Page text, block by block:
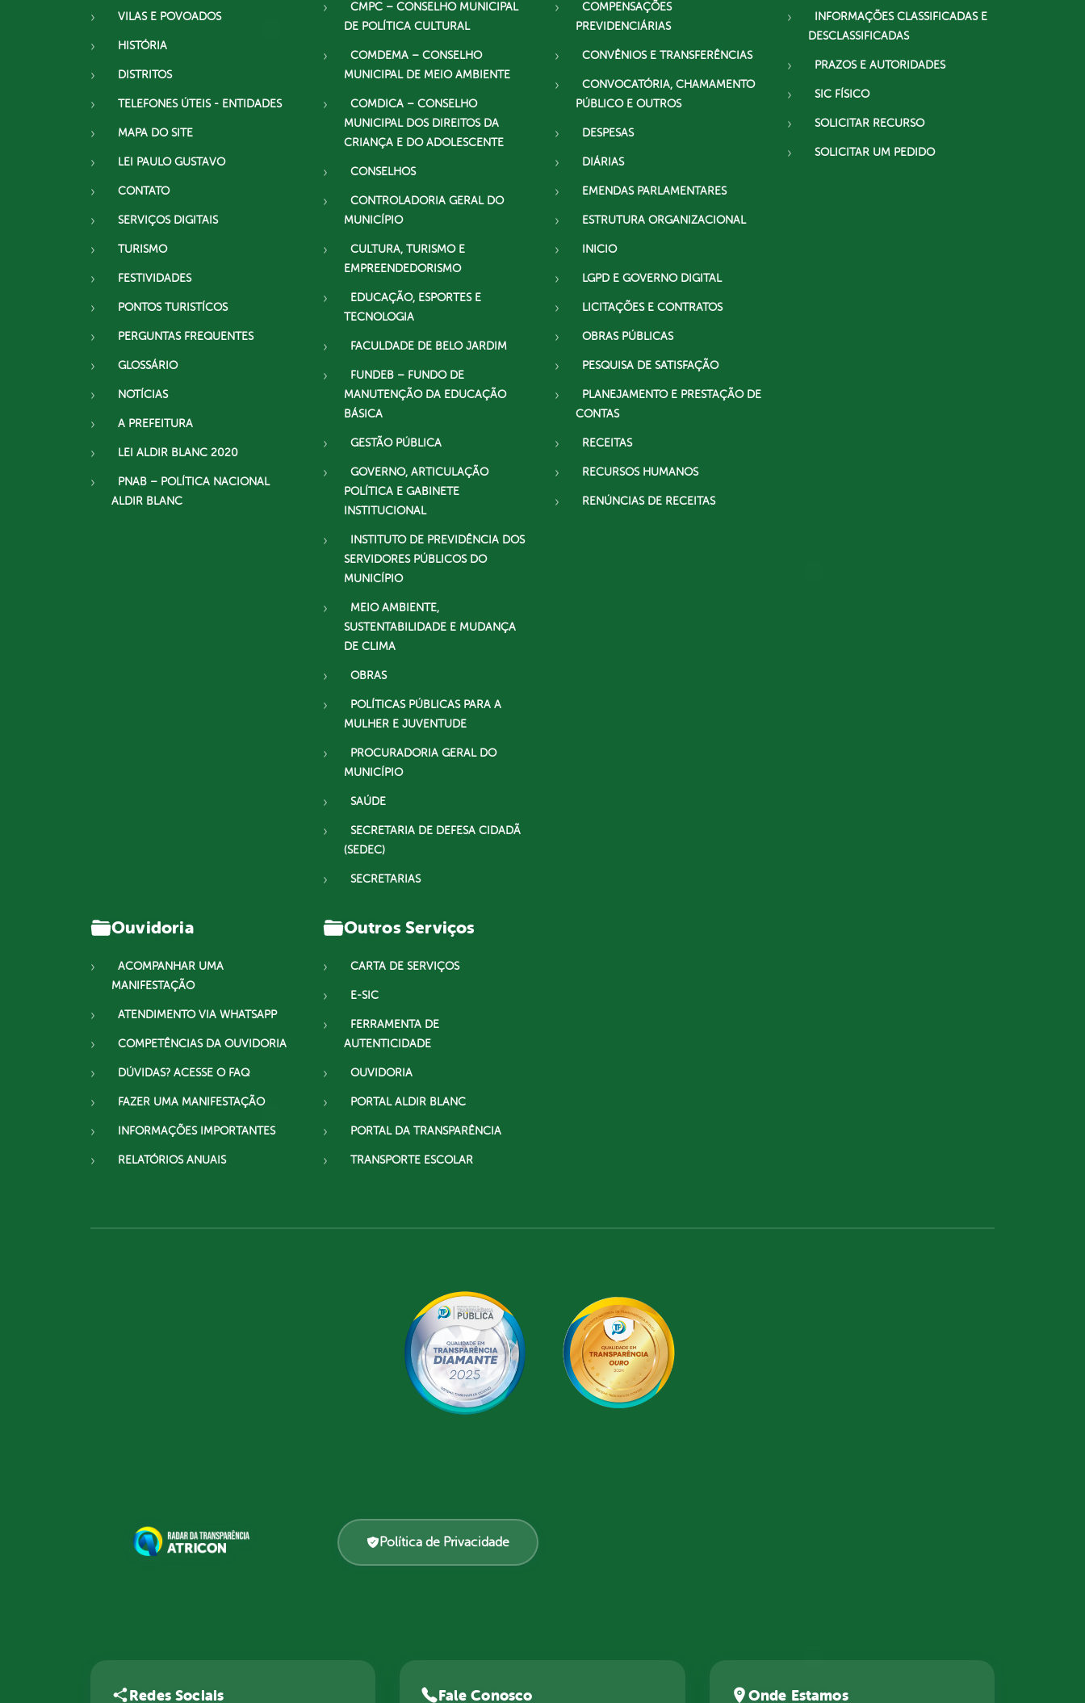
VILAS E POVOADOS
HISTÓRIA
DISTRITOS
TELEFONES ÚTEIS - ENTIDADES
MAPA DO SITE
LEI PAULO GUSTAVO
CONTATO
SERVIÇOS DIGITAIS
TURISMO
FESTIVIDADES
PONTOS TURISTÍCOS
PERGUNTAS FREQUENTES
GLOSSÁRIO
NOTÍCIAS
A PREFEITURA
LEI ALDIR BLANC 2020
PNAB – POLÍTICA NACIONAL
ALDIR BLANC
CMPC – CONSELHO MUNICIPAL
DE POLÍTICA CULTURAL
COMDEMA – CONSELHO
MUNICIPAL DE MEIO AMBIENTE
COMDICA – CONSELHO
MUNICIPAL DOS DIREITOS DA
CRIANÇA E DO ADOLESCENTE
CONSELHOS
CONTROLADORIA GERAL DO
MUNICÍPIO
CULTURA, TURISMO E
EMPREENDEDORISMO
EDUCAÇÃO, ESPORTES E
TECNOLOGIA
FACULDADE DE BELO JARDIM
FUNDEB – FUNDO DE
MANUTENÇÃO DA EDUCAÇÃO
BÁSICA
GESTÃO PÚBLICA
GOVERNO, ARTICULAÇÃO
POLÍTICA E GABINETE
INSTITUCIONAL
INSTITUTO DE PREVIDÊNCIA DOS
SERVIDORES PÚBLICOS DO
MUNICÍPIO
MEIO AMBIENTE,
SUSTENTABILIDADE E MUDANÇA
DE CLIMA
OBRAS
POLÍTICAS PÚBLICAS PARA A
MULHER E JUVENTUDE
PROCURADORIA GERAL DO
MUNICÍPIO
SAÚDE
SECRETARIA DE DEFESA CIDADÃ
(SEDEC)
SECRETARIAS
COMPENSAÇÕES
PREVIDENCIÁRIAS
CONVÊNIOS E TRANSFERÊNCIAS
CONVOCATÓRIA, CHAMAMENTO
PÚBLICO E OUTROS
DESPESAS
DIÁRIAS
EMENDAS PARLAMENTARES
ESTRUTURA ORGANIZACIONAL
INICIO
LGPD E GOVERNO DIGITAL
LICITAÇÕES E CONTRATOS
OBRAS PÚBLICAS
PESQUISA DE SATISFAÇÃO
PLANEJAMENTO E PRESTAÇÃO DE
CONTAS
RECEITAS
RECURSOS HUMANOS
RENÚNCIAS DE RECEITAS
INFORMAÇÕES CLASSIFICADAS E
DESCLASSIFICADAS
PRAZOS E AUTORIDADES
SIC FÍSICO
SOLICITAR RECURSO
SOLICITAR UM PEDIDO
Ouvidoria
ACOMPANHAR UMA
MANIFESTAÇÃO
ATENDIMENTO VIA WHATSAPP
COMPETÊNCIAS DA OUVIDORIA
DÚVIDAS? ACESSE O FAQ
FAZER UMA MANIFESTAÇÃO
INFORMAÇÕES IMPORTANTES
RELATÓRIOS ANUAIS
Outros Serviços
CARTA DE SERVIÇOS
E-SIC
FERRAMENTA DE
AUTENTICIDADE
OUVIDORIA
PORTAL ALDIR BLANC
PORTAL DA TRANSPARÊNCIA
TRANSPORTE ESCOLAR
Política de Privacidade
Redes Sociais Fale Conosco Onde Estamos